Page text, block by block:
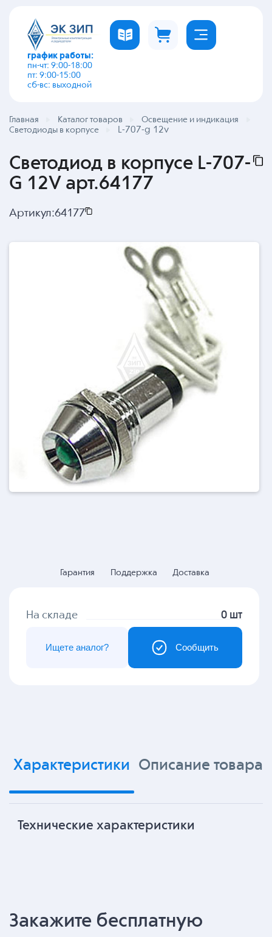
график работы:
пн-чт: 9:00-18:00
пт: 9:00-15:00
сб-вс: выходной
Главная Каталог товаров
Освещение и индикация
Светодиоды в корпусе
L-707-g 12v
Светодиод в корпусе L-707-
G 12V арт.64177
Артикул:64177
Гарантия Поддержка Доставка
На складе 0 шт
Сообщить
Ищете аналог?
Характеристики Описание товара
Технические характеристики
Закажите бесплатную